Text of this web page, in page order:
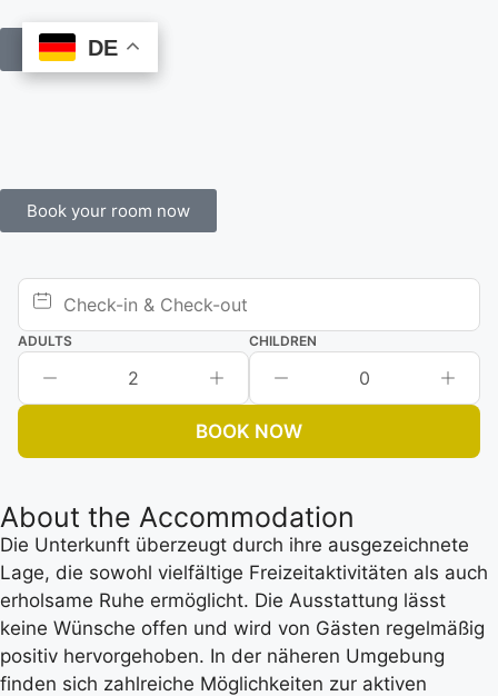
Book Online
Book your room now
ADULTS
2
CHILDREN
0
BOOK NOW
About the Accommodation
Die Unterkunft überzeugt durch ihre ausgezeichnete
Lage, die sowohl vielfältige Freizeitaktivitäten als auch
erholsame Ruhe ermöglicht. Die Ausstattung lässt
keine Wünsche offen und wird von Gästen regelmäßig
positiv hervorgehoben. In der näheren Umgebung
finden sich zahlreiche Möglichkeiten zur aktiven
DE
DE